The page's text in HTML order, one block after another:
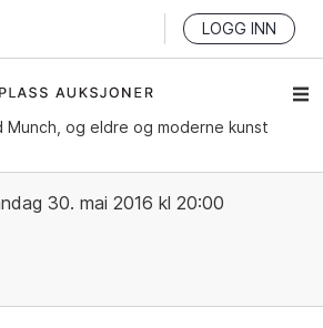
LOGG INN
Munch, og eldre og moderne kunst
30. mai 2016 kl 20:00